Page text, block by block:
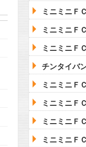
ミニミニＦ
ミニミニＦ
ミニミニＦ
チンタイバ
ミニミニＦ
ミニミニＦ
ミニミニＦ
ミニミニＦ